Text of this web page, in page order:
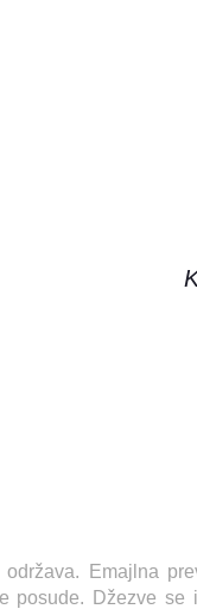
Emajlna
Džezve se